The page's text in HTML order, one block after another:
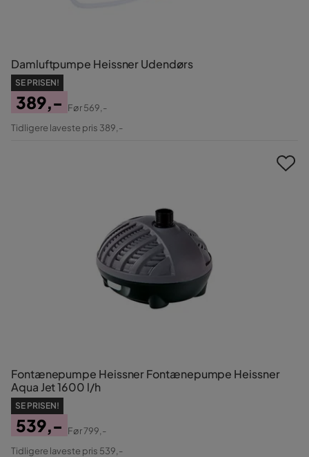
Damluftpumpe Heissner Udendørs
SE PRISEN!
Pris
389,-
Original
Før569,-
Tidligere laveste pris 389,-
Fontænepumpe Heissner Fontænepumpe Heissner
Aqua Jet 1600 l/h
SE PRISEN!
Pris
539,-
Original
Før799,-
Tidligere laveste pris 539,-